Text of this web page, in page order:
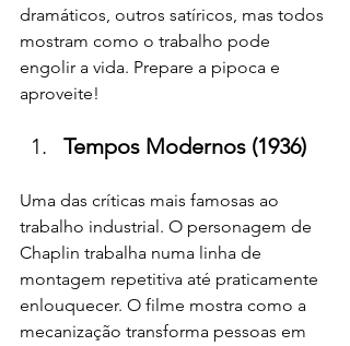
dramáticos, outros satíricos, mas todos
mostram como o trabalho pode
engolir a vida. Prepare a pipoca e
aproveite!
Tempos Modernos (1936)
Uma das críticas mais famosas ao
trabalho industrial. O personagem de
Chaplin trabalha numa linha de
montagem repetitiva até praticamente
enlouquecer. O filme mostra como a
mecanização transforma pessoas em